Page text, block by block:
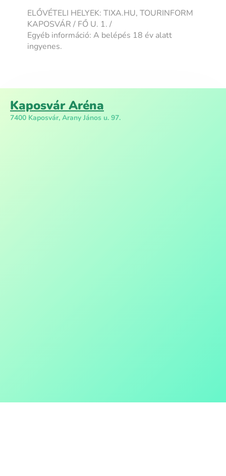
ELŐVÉTELI HELYEK: TIXA.HU, TOURINFORM
KAPOSVÁR / FŐ U. 1. /
Egyéb információ: A belépés 18 év alatt
ingyenes.
Kaposvár Aréna
7400 Kaposvár, Arany János u. 97.